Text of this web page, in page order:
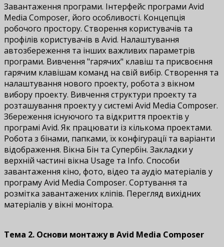
Завантаження програми. Інтерфейс програми Avid
Media Composer, його особливості. Концепція
робочого простору. Створення користувачів та
профілів користувачів в Avid. Налаштування
автозбереження та інших важливих параметрів
програми. Вивчення "гарячих" клавіш та присвоєння
гарячим клавішам команд на свій вибір. Створення та
налаштування нового проекту, робота з вікном
вибору проекту. Вивчення структури проекту та
розташування проекту у системі Avid Media Composer.
Збереження існуючого та відкриття проектів у
програмі Avid. Як працювати із кількома проектами.
Робота з бінами, папками, їх конфігурації та варіанти
відображення. Вікна Бін та Супербін. Закладки у
верхній частині вікна Usage та Info. Способи
завантаження кіно, фото, відео та аудіо матеріалів у
програму Avid Media Composer. Сортування та
розмітка завантажених кліпів. Перегляд вихідних
матеріалів у вікні монітора.
Тема 2. Основи монтажу в Avid Media Composer